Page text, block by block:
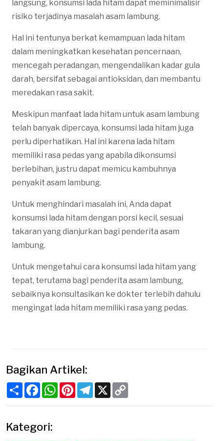
langsung, konsumsi lada hitam dapat meminimalisir
risiko terjadinya masalah asam lambung.
Hal ini tentunya berkat kemampuan lada hitam
dalam meningkatkan kesehatan pencernaan,
mencegah peradangan, mengendalikan kadar gula
darah, bersifat sebagai antioksidan, dan membantu
meredakan rasa sakit.
Meskipun manfaat lada hitam untuk asam lambung
telah banyak dipercaya, konsumsi lada hitam juga
perlu diperhatikan. Hal ini karena lada hitam
memiliki rasa pedas yang apabila dikonsumsi
berlebihan, justru dapat memicu kambuhnya
penyakit asam lambung.
Untuk menghindari masalah ini, Anda dapat
konsumsi lada hitam dengan porsi kecil, sesuai
takaran yang dianjurkan bagi penderita asam
lambung.
Untuk mengetahui cara konsumsi lada hitam yang
tepat, terutama bagi penderita asam lambung,
sebaiknya konsultasikan ke dokter terlebih dahulu
mengingat lada hitam memiliki rasa yang pedas.
Bagikan Artikel:
ShareFacebookWhatsApp
PinterestTelegram
X
Kategori: